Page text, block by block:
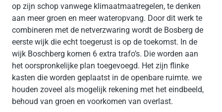
op zijn schop vanwege klimaatmaatregelen, te denken
aan meer groen en meer wateropvang. Door dit werk te
combineren met de netverzwaring wordt de Bosberg de
eerste wijk die echt toegerust is op de toekomst. In de
wijk Boschberg komen 6 extra trafo’s. Die worden aan
het oorspronkelijke plan toegevoegd. Het zijn flinke
kasten die worden geplaatst in de openbare ruimte. we
houden zoveel als mogelijk rekening met het eindbeeld,
behoud van groen en voorkomen van overlast.